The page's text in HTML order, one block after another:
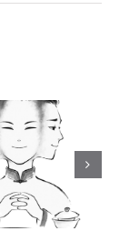
ง “อยู่เป็น”
做活马医
ที่เผื่อจะมี
าริย์ / 聪明
明误 คน
มักตกเป็น